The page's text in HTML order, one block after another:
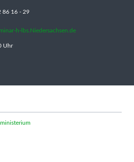
16 - 29
h-lbs.Niedersachsen.de
Uhr